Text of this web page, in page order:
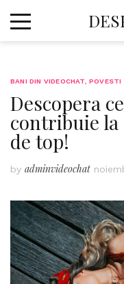
BANI DIN VIDEOCHAT ,POVESTI
Descopera
contribuie la
de top!
by adminvideochat